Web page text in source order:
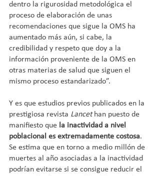
dentro la rigurosidad metodológica el
proceso de elaboración de unas
recomendaciones que sigue la OMS ha
aumentado más aún, si cabe, la
credibilidad y respeto que doy a la
información proveniente de la OMS en
otras materias de salud que siguen el
mismo proceso estandarizado”.
Y es que estudios previos publicados en la
prestigiosa revista Lancet han puesto de
manifiesto que la inactividad a nivel
poblacional es extremadamente costosa.
Se estima que en torno a medio millón de
muertes al año asociadas a la inactividad
podrían evitarse si se consigue reducir el